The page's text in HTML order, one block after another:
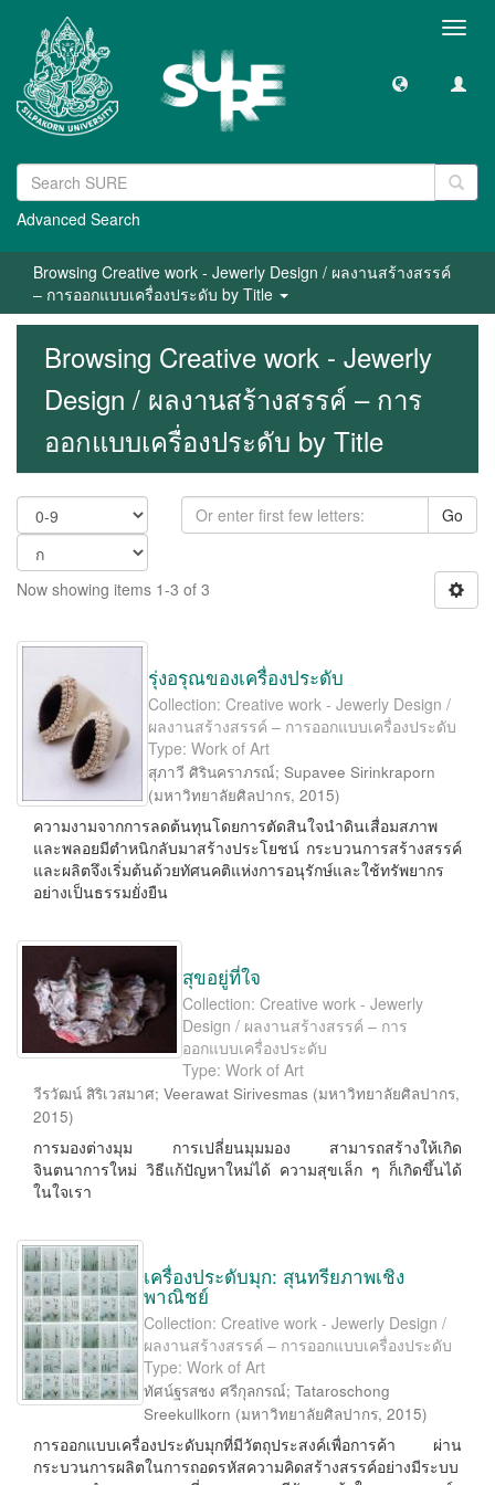
Advanced Search
Browsing Creative work - Jewerly Design / ผลงานสร้างสรรค์
– การออกแบบเครื่องประดับ by Title
Browsing Creative work - Jewerly
Design / ผลงานสร้างสรรค์ – การ
ออกแบบเครื่องประดับ by Title
Go
Now showing items 1-3 of 3
รุ่งอรุณของเครื่องประดับ
Collection: Creative work - Jewerly Design /
ผลงานสร้างสรรค์ – การออกแบบเครื่องประดับ
Type: Work of Art
สุภาวี ศิรินคราภรณ์;Supavee Sirinkraporn
(มหาวิทยาลัยศิลปากร,2015)
ความงามจากการลดต้นทุนโดยการตัดสินใจนำดินเสื่อมสภาพ
และพลอยมีตำหนิกลับมาสร้างประโยชน์ กระบวนการสร้างสรรค์
และผลิตจึงเริ่มต้นด้วยทัศนคติแห่งการอนุรักษ์และใช้ทรัพยากร
อย่างเป็นธรรมยั่งยืน
สุขอยู่ที่ใจ
Collection: Creative work - Jewerly
Design / ผลงานสร้างสรรค์ – การ
ออกแบบเครื่องประดับ
Type: Work of Art
วีรวัฒน์ สิริเวสมาศ; Veerawat Sirivesmas (มหาวิทยาลัยศิลปากร,
2015)
การมองต่างมุม การเปลี่ยนมุมมอง สามารถสร้างให้เกิด
จินตนาการใหม่ วิธีแก้ปัญหาใหม่ได้ ความสุขเล็ก ๆ ก็เกิดขึ้นได้
ในใจเรา
เครื่องประดับมุก: สุนทรียภาพเชิง
พาณิชย์
Collection: Creative work - Jewerly Design /
ผลงานสร้างสรรค์ – การออกแบบเครื่องประดับ
Type: Work of Art
ทัศน์ฐรสชง ศรีกุลกรณ์; Tataroschong
Sreekullkorn (มหาวิทยาลัยศิลปากร, 2015)
การออกแบบเครื่องประดับมุกที่มีวัตถุประสงค์เพื่อการค้า ผ่าน
กระบวนการผลิตในการถอดรหัสความคิดสร้างสรรค์อย่างมีระบบ